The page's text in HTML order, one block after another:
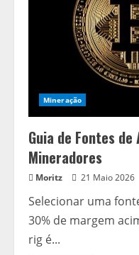
Mineração
Guia de Fontes
Mineradores
Moritz 21 Maio 2026
Selecionar uma
30% de margem
rig é...